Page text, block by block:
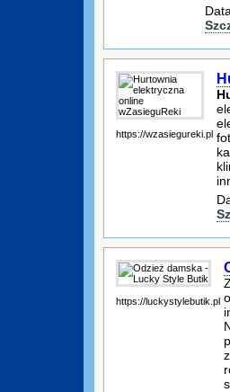
https://wzasiegureki.pl
https://luckystylebutik.pl